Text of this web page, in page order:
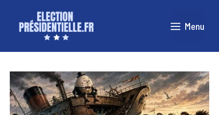
contenu
Menu